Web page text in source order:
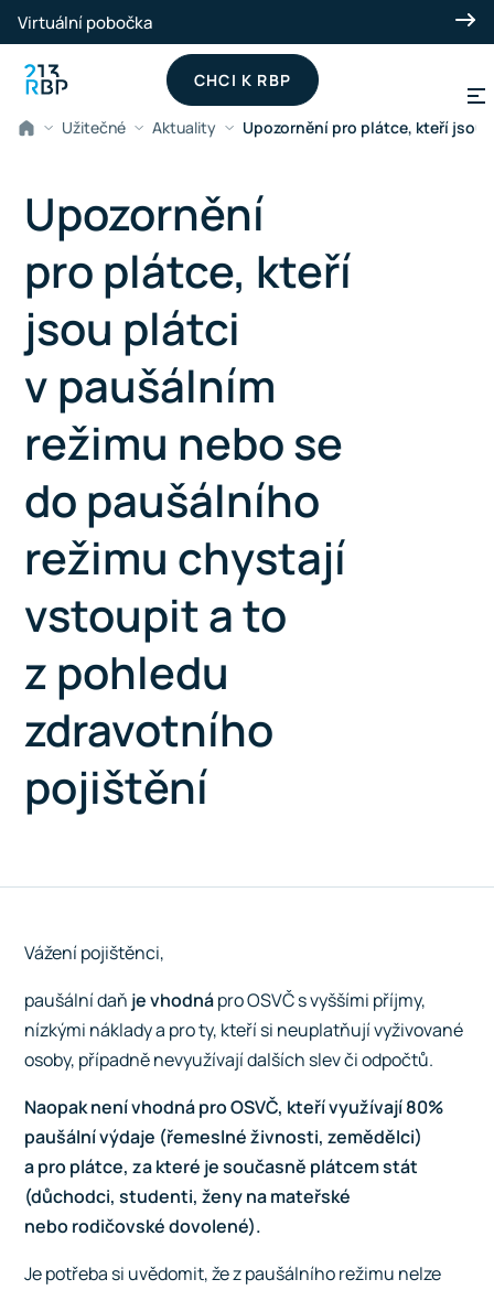
Přeskočit na hlavní obsah
Virtuální pobočka
CHCI K RBP
Užitečné Aktuality Upozornění pro plátce, kteří
Upozornění
pro plátce, kteří
jsou plátci
v paušálním
režimu nebo se
do paušálního
režimu chystají
vstoupit a to
z pohledu
zdravotního
pojištění
Vážení pojištěnci,
paušální daň je vhodnápro OSVČ s vyššími příjmy,
nízkými náklady a pro ty, kteří si neuplatňují vyživované
osoby, případně nevyužívají dalších slev či odpočtů.
Naopaknení vhodná pro OSVČ, kteří využívají 80%
paušální výdaje (řemeslné živnosti, zemědělci)
a pro plátce, za které je současně plátcem stát
(důchodci, studenti, ženy na mateřské
nebo rodičovské dovolené).
Je potřeba si uvědomit, že z paušálního režimu nelze